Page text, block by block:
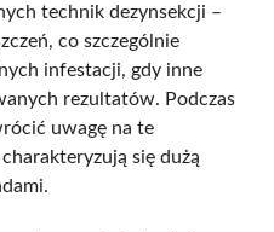
technik dezynsekcji –
co szczególnie
infestacji, gdy inne
rezultatów. Podczas
uwagę na te
się dużą